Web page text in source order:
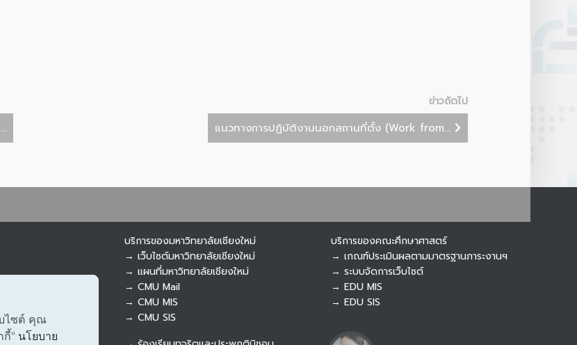
ข่าวถัดไป
แนวทางการปฏิบัติงานนอกสถานที่ตั้ง (Work from...
บริการของมหาวิทยาลัยเชียงใหม่
→ เว็บไซต์มหาวิทยาลัยเชียงใหม่
→ แผนที่มหาวิทยาลัยเชียงใหม่
→ CMU Mail
→ CMU MIS
→ CMU SIS
บริการของคณะศึกษาศาสตร์
→ เกณฑ์ประเมินผลตามมาตรฐานภาระงานฯ
→ ระบบจัดการเว็บไซต์
→ EDU MIS
→ EDU SIS
ไซต์ คุณ
กี้" นโยบาย